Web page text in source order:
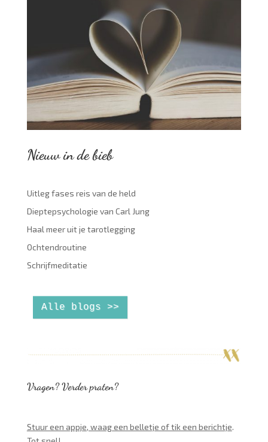
Nieuw in de bieb
Uitleg fases reis van de held
Dieptepsychologie van Carl Jung
Haal meer uit je tarotlegging
Ochtendroutine
Schrijfmeditatie
Alle blogs >>
Vragen? Verder praten?
Stuur een appje, waag een belletje of tik een berichtje.